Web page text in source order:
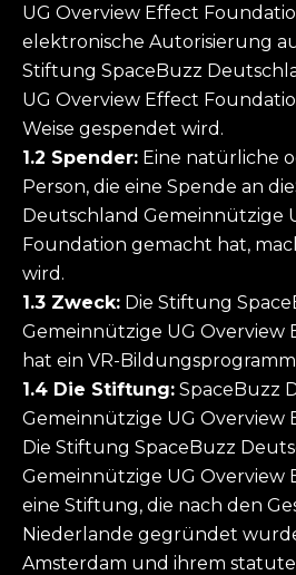
UG Overview Effect
elektronische Autorisierung
Stiftung SpaceBuzz
UG Overview Effect
Weise gespendet wird.
1.2 Spender: Eine natürliche
Person, die eine Spende an
Deutschland Gemeinnützige
Foundation gemacht hat,
wird.
1.3 Zweck: Die Stiftung
Gemeinnützige UG Overview
hat ein VR-
1.4 Die Stiftung: SpaceBuzz
Gemeinnützige UG Overview
Die Stiftung SpaceBuzz
Gemeinnützige UG Overview
eine Stiftung, die nach den
Niederlande gegründet
Amsterdam und ihrem